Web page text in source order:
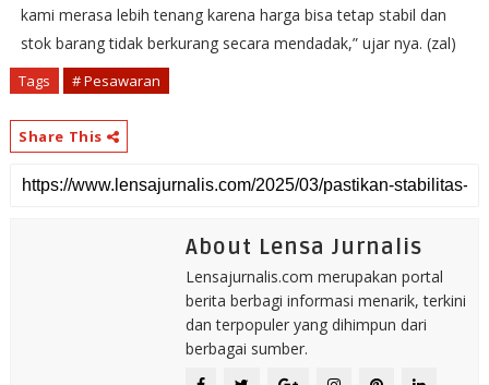
kami merasa lebih tenang karena harga bisa tetap stabil dan
stok barang tidak berkurang secara mendadak,” ujar nya. (zal)
Tags # Pesawaran
Share This
About Lensa Jurnalis
Lensajurnalis.com merupakan portal
berita berbagi informasi menarik, terkini
dan terpopuler yang dihimpun dari
berbagai sumber.